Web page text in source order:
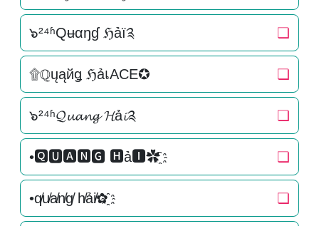
๖²⁴ʱQʉαŋɠ ℌảї༉ ❏
۩ℚųąйǥ ℌảเACE✪ ❏
๖²⁴ʱ𝓠𝓾𝓪𝓷𝓰 𝓗ả𝓲༉ ❏
•🆀🆄🅰🅽🅶 🅷ả🅸✿҈ ❏
•q̸u̸a̸n̸g̸ h̸ải̸✿҈ ❏